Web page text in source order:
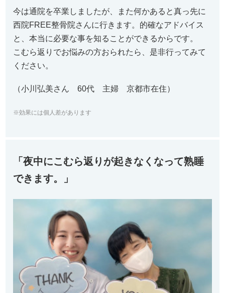
今は通院を卒業しましたが、また何かあると真っ先に
西院FREE整骨院さんに行きます。的確なアドバイス
と、本当に必要な事を知ることができるからです。
こむら返りでお悩みの方おられたら、是非行ってみて
ください。
（小川弘美さん 60代 主婦 京都市在住）
※効果には個人差があります
「夜中にこむら返りが起きなくなって熟睡
できます。」